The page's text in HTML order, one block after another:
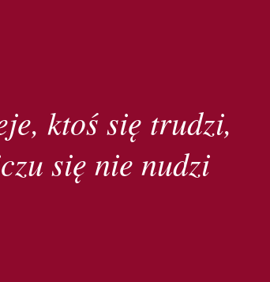
ktoś się trudzi,
się nie nudzi